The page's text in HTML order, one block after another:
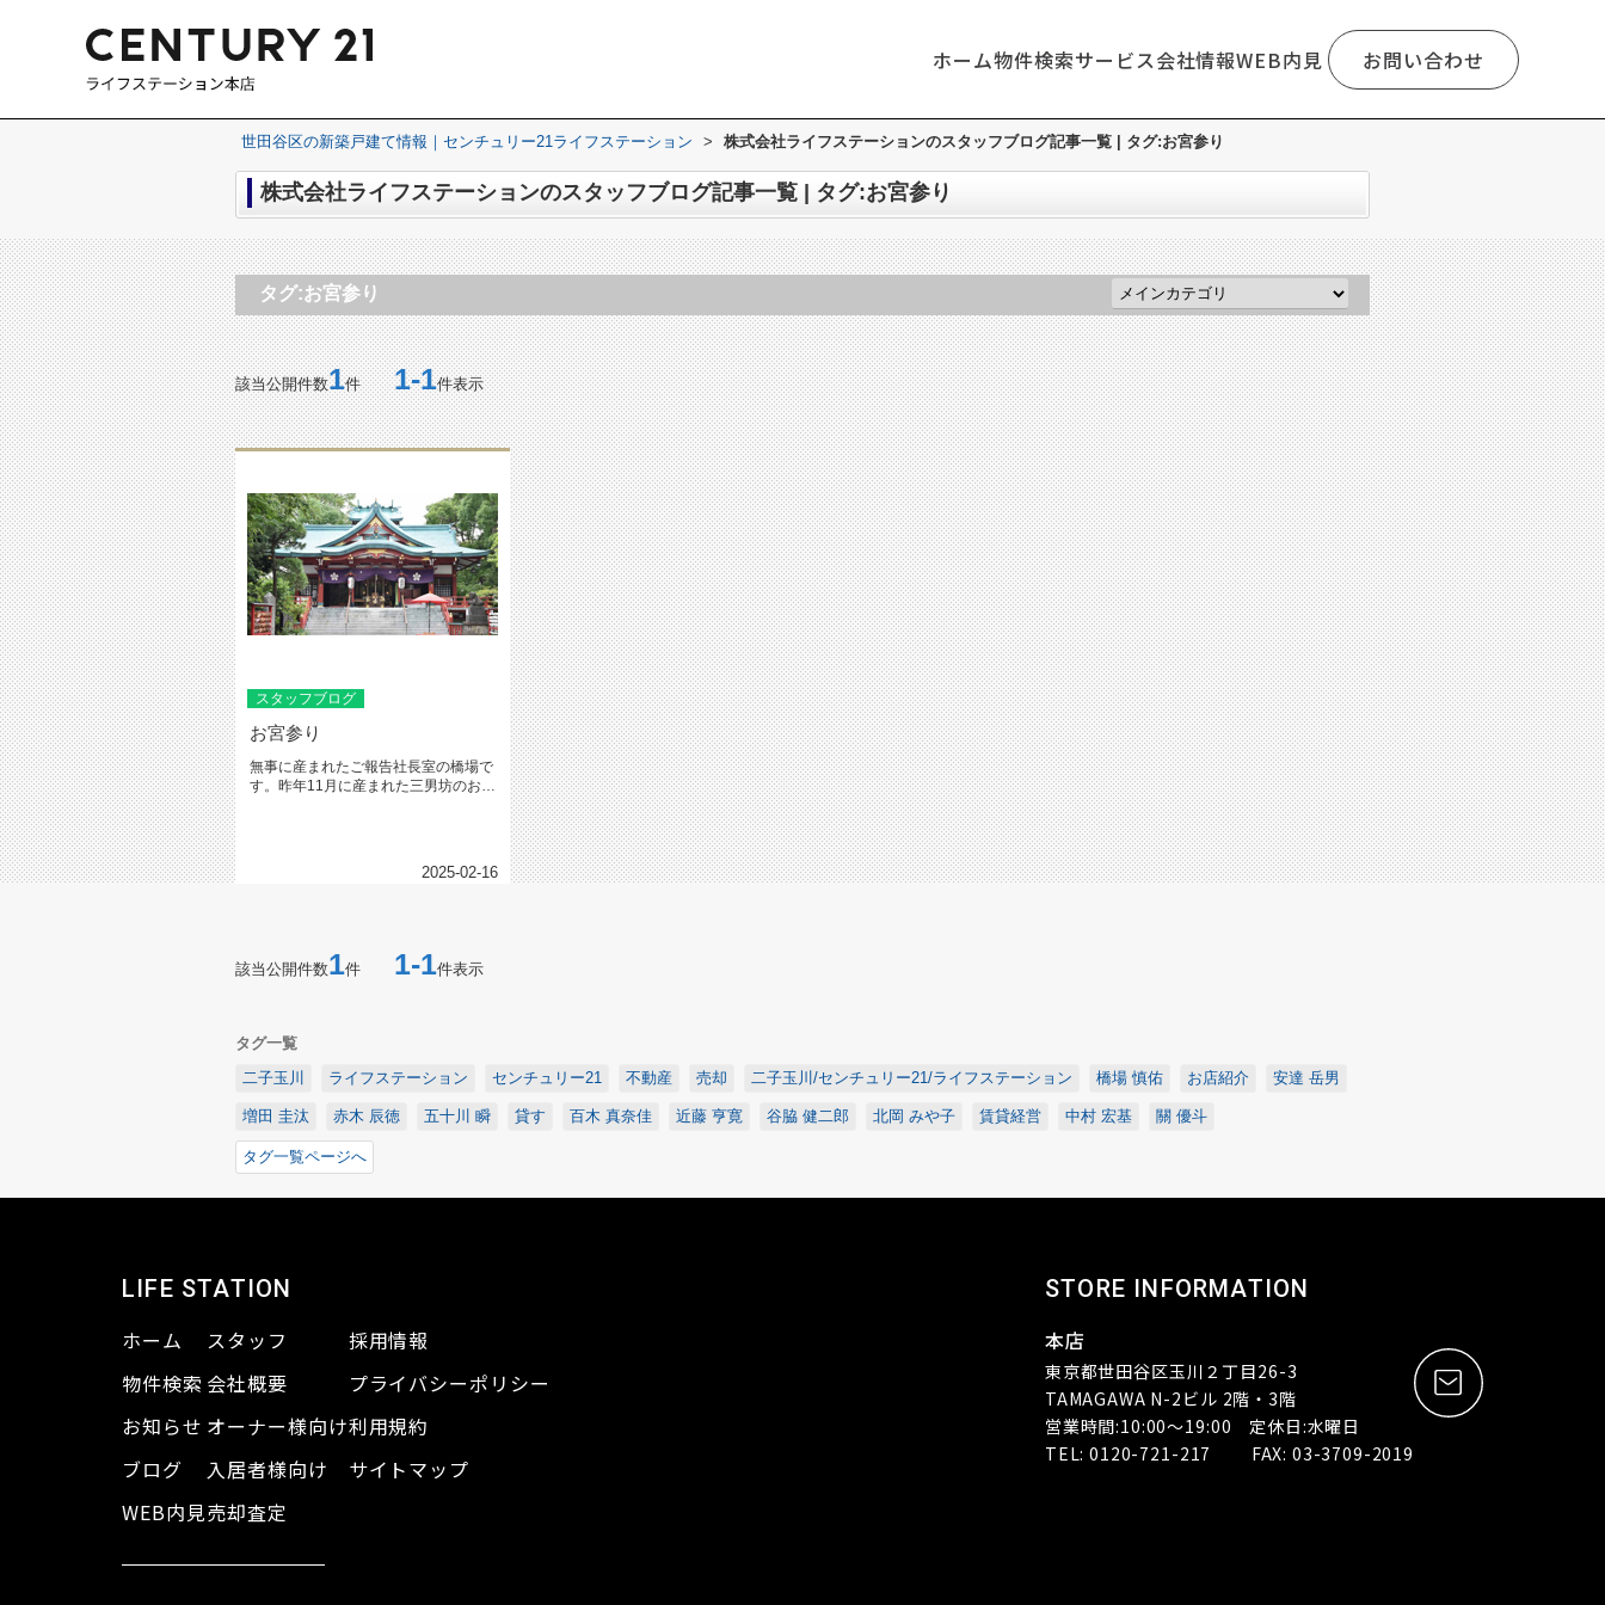
ホーム物件検索サービス会社情報WEB内見 お問い合わせ
世田谷区の新築戸建て情報｜センチュリー21ライフステーション > 株式会社ライフステーションのスタッフブログ記事一覧 | タグ:お宮参り
株式会社ライフステーションのスタッフブログ記事一覧 | タグ:お宮参り
タグ:お宮参り
該当公開件数1件1-1件表示
スタッフブログ
お宮参り
無事に産まれたご報告社長室の橋場で
す。昨年11月に産まれた三男坊のお宮
2025-02-16
該当公開件数1件 1-1件表示
タグ一覧
二子玉川
ライフステーション センチュリー21 不動産 売却 二子玉川/センチュリー21/ライフステーション 橋場 慎佑 お店紹介 安達 岳男
増田 圭汰 赤木 辰徳 五十川 瞬 貸す 百木 真奈佳 近藤 亨寛 谷脇 健二郎 北岡 みや子 賃貸経営 中村 宏基 關 優斗
タグ一覧ページへ
LIFE STATION
ホーム
物件検索
お知らせ
ブログ
WEB内見
スタッフ
会社概要
オーナー様向け
入居者様向け
売却査定
採用情報
プライバシーポリシー
利用規約
サイトマップ
STORE INFORMATION
本店
東京都世田谷区玉川２丁目26-3
TAMAGAWA N-2ビル 2階・3階
営業時間:10:00～19:00 定休日:水曜日
TEL: 0120-721-217 FAX: 03-3709-2019